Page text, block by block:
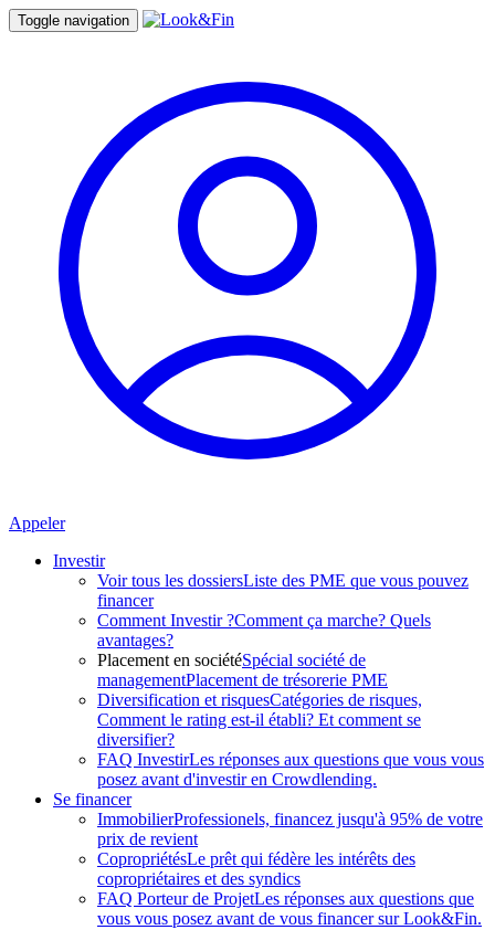
Toggle navigation
Appeler
Investir
Voir tous les dossiersListe des PME que vous pouvez
financer
Comment Investir ?Comment ça marche? Quels
avantages?
Placement en sociétéSpécial société de
managementPlacement de trésorerie PME
Diversification et risquesCatégories de risques,
Comment le rating est-il établi? Et comment se
diversifier?
FAQ InvestirLes réponses aux questions que vous vous
posez avant d'investir en Crowdlending.
Se financer
ImmobilierProfessionels, financez jusqu'à 95% de votre
prix de revient
CopropriétésLe prêt qui fédère les intérêts des
copropriétaires et des syndics
FAQ Porteur de ProjetLes réponses aux questions que
vous vous posez avant de vous financer sur Look&Fin.